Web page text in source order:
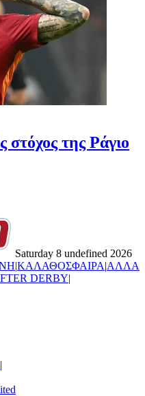
στόχος της Ράγιο
Saturday 8 undefined 2026
|ΚΑΛΑΘΟΣΦΑΙΡΑ|ΑΛΛΑ
DERBY|
|